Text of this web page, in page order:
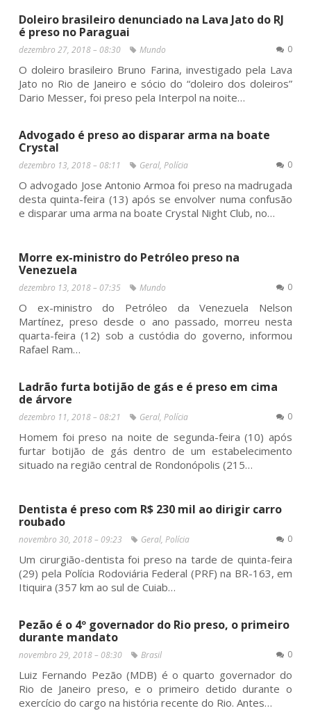
Doleiro brasileiro denunciado na Lava Jato do RJ
é preso no Paraguai
dezembro 27, 2018 – 08:30 Mundo 0
O doleiro brasileiro Bruno Farina, investigado pela Lava
Jato no Rio de Janeiro e sócio do “doleiro dos doleiros”
Dario Messer, foi preso pela Interpol na noite…
Advogado é preso ao disparar arma na boate
Crystal
dezembro 13, 2018 – 08:11 Geral, Polícia 0
O advogado Jose Antonio Armoa foi preso na madrugada
desta quinta-feira (13) após se envolver numa confusão
e disparar uma arma na boate Crystal Night Club, no…
Morre ex-ministro do Petróleo preso na
Venezuela
dezembro 13, 2018 – 07:35 Mundo 0
O ex-ministro do Petróleo da Venezuela Nelson
Martínez, preso desde o ano passado, morreu nesta
quarta-feira (12) sob a custódia do governo, informou
Rafael Ram…
Ladrão furta botijão de gás e é preso em cima
de árvore
dezembro 11, 2018 – 08:21 Geral, Polícia 0
Homem foi preso na noite de segunda-feira (10) após
furtar botijão de gás dentro de um estabelecimento
situado na região central de Rondonópolis (215…
Dentista é preso com R$ 230 mil ao dirigir carro
roubado
novembro 30, 2018 – 09:23 Geral, Polícia 0
Um cirurgião-dentista foi preso na tarde de quinta-feira
(29) pela Polícia Rodoviária Federal (PRF) na BR-163, em
Itiquira (357 km ao sul de Cuiab…
Pezão é o 4º governador do Rio preso, o primeiro
durante mandato
novembro 29, 2018 – 08:30 Brasil 0
Luiz Fernando Pezão (MDB) é o quarto governador do
Rio de Janeiro preso, e o primeiro detido durante o
exercício do cargo na história recente do Rio. Antes…